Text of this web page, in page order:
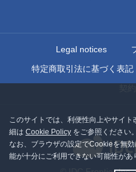
このサイトでは、利便性向上やサイ
細は Cookie Policy をご参照ください。
なお、ブラウザの設定でCookieを無
能が十分にご利用できない可能性があ
Legal notices
特定商取引法に基づく表記